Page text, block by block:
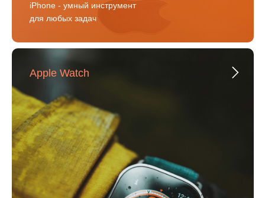
iPhone - умный инструмент
для любых задач
Apple Watch